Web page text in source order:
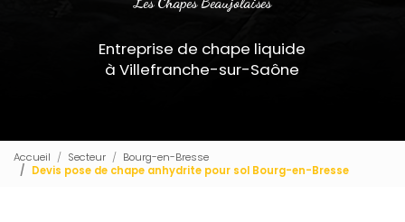
Entreprise de chape liquide
à Villefranche-sur-Saône
Accueil Secteur
Bourg-en-Bresse
Devis pose de chape anhydrite pour sol Bourg-en-Bresse